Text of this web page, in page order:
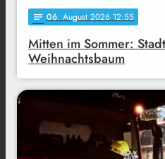
notes 06. August 2026 12:55
Mitten im Sommer:
Weihnachtsbaum